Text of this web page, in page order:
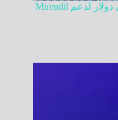
جوجل كلاود تستثمر بأكثر من 100 مليون دولار لدعم Mirendil